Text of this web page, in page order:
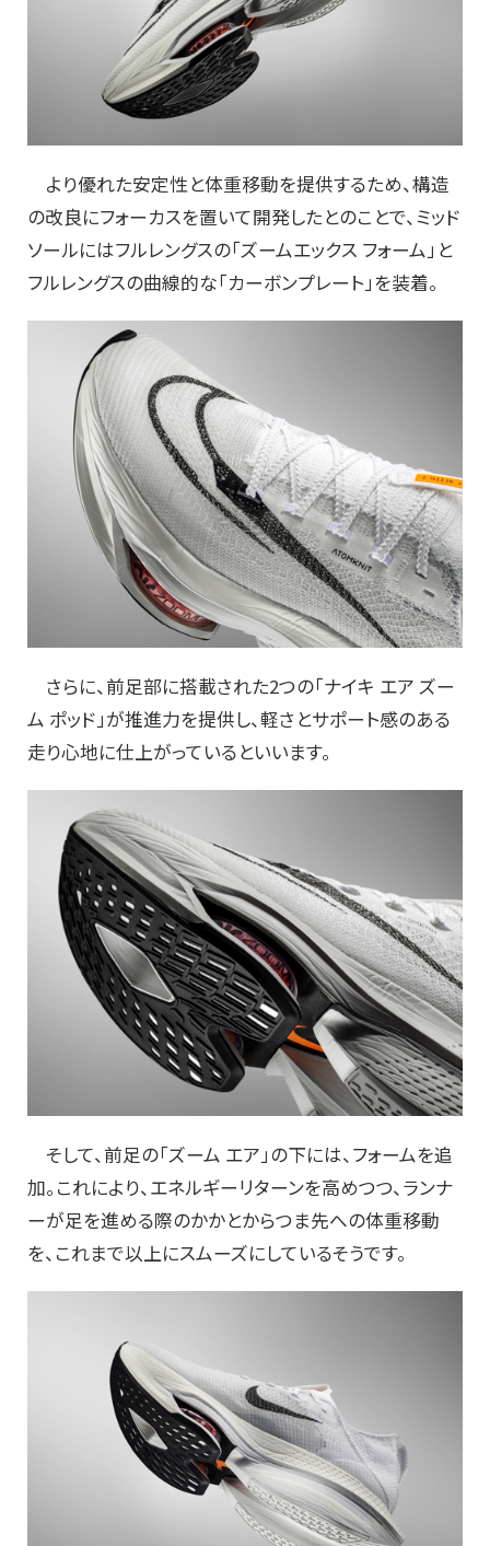
より優れた安定性と体重移動を提供するため、構造
の改良にフォーカスを置いて開発したとのことで、ミッド
ソールにはフルレングスの「ズームエックス フォーム」と
フルレングスの曲線的な「カーボンプレート」を装着。
さらに、前足部に搭載された2つの「ナイキ エア ズー
ム ポッド」が推進力を提供し、軽さとサポート感のある
走り心地に仕上がっているといいます。
そして、前足の「ズーム エア」の下には、フォームを追
加。これにより、エネルギーリターンを高めつつ、ランナ
ーが足を進める際のかかとからつま先への体重移動
を、これまで以上にスムーズにしているそうです。